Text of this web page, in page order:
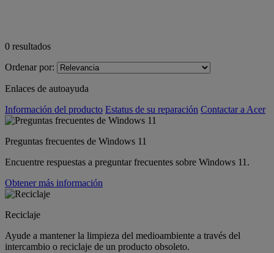
0 resultados
Ordenar por:
Enlaces de autoayuda
Información del producto Estatus de su reparación Contactar a Acer
Preguntas frecuentes de Windows 11
Encuentre respuestas a preguntar frecuentes sobre Windows 11.
Obtener más información
Reciclaje
Ayude a mantener la limpieza del medioambiente a través del
intercambio o reciclaje de un producto obsoleto.